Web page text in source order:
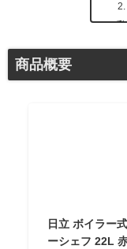
商品概要
日立 ボイラー
ーシェフ 22L